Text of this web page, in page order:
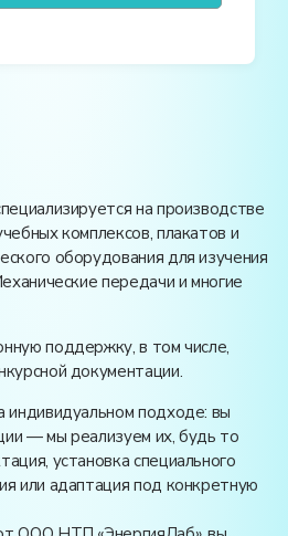
на производстве
комплексов, плакатов и
оборудования для изучения
передачи и многие
поддержку, в том числе,
документации.
индивидуальном подходе: вы
— мы реализуем их, будь то
установка специального
или адаптация под конкретную